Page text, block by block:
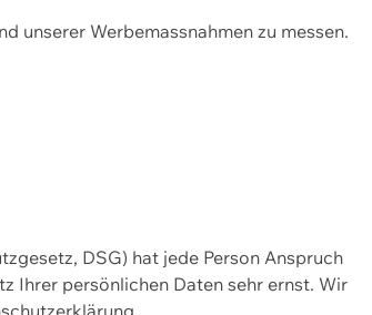
unserer Werbemassnahmen zu messen.
DSG) hat jede Person Anspruch
Ihrer persönlichen Daten sehr ernst. Wir